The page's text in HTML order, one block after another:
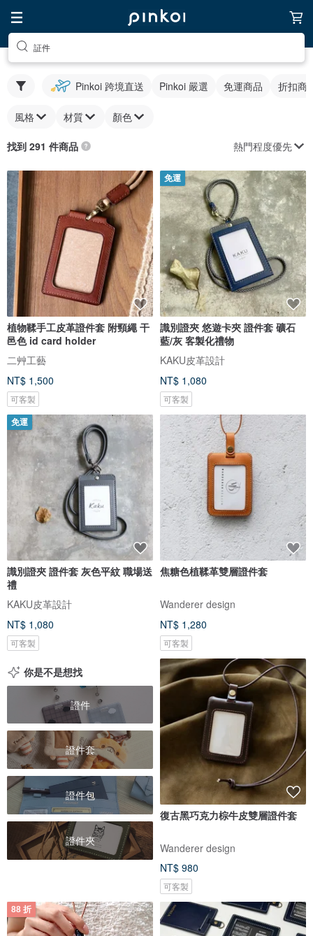
証件
Pinkoi 跨境直送 Pinkoi 嚴選 免運商品 折扣商
風格 材質 顏色
找到 291 件商品 熱門程度優先
植物鞣手工皮革證件套 附頸繩 干
邑色 id card holder
二艸工藝
NT$ 1,500
可客製
免運
識別證夾 悠遊卡夾 證件套 礦石
藍/灰 客製化禮物
KAKU皮革設計
NT$ 1,080
可客製
免運
識別證夾 證件套 灰色平紋 職場送
禮
KAKU皮革設計
NT$ 1,080
可客製
焦糖色植鞣革雙層證件套
Wanderer design
NT$ 1,280
可客製
你是不是想找
證件
證件套
證件包
證件夾
復古黑巧克力棕牛皮雙層證件套
Wanderer design
NT$ 980
可客製
88 折